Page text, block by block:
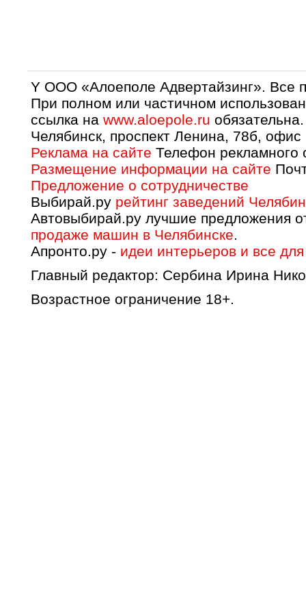
Y OOO «Алоеполе Адвертайзинг».
При полном или частичном
ссылка на www.aloepole.ru обязательна.
Челябинск, проспект Ленина, 78б, офис
Реклама на сайте Телефон рекламного
Размещение информации на сайте
Предложение о сотрудничестве
Выбирай.ру рейтинг заведений
Автовыбирай.ру лучшие предложения
продаже машин в Челябинске.
Апронто.ру - идеи интерьеров и все
Главный редактор: Сербина Ирина
Возрастное ограничение 18+.